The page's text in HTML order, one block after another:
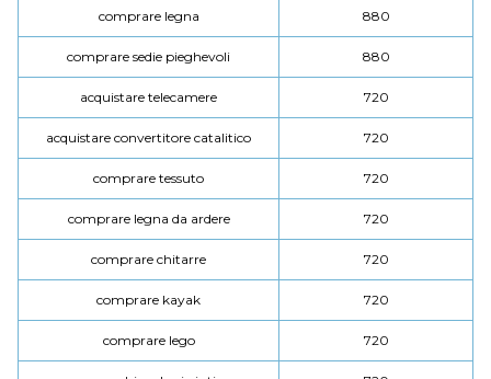
comprare legna 880
comprare sedie pieghevoli 880
acquistare telecamere 720
acquistare convertitore catalitico 720
comprare tessuto 720
comprare legna da ardere 720
comprare chitarre 720
comprare kayak 720
comprare lego 720